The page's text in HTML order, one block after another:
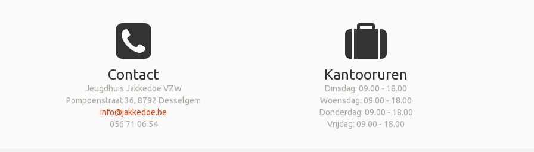
Contact
Jeugdhuis Jakkedoe VZW
Pompoenstraat 36, 8792 Desselgem
info@jakkedoe.be
056 71 06 54
Kantooruren
Dinsdag: 09.00 - 18.00
Woensdag: 09.00 - 18.00
Donderdag: 09.00 - 18.00
Vrijdag: 09.00 - 18.00